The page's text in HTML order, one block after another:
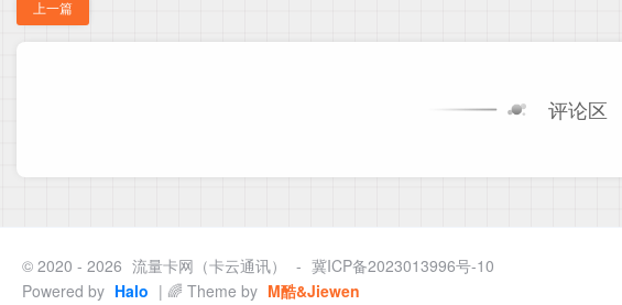
上一篇
评论区
© 2020 - 2026 流量卡网（卡云通讯） - 冀ICP备2023013996号-10
Powered by Halo | 🌈 Theme by M酷&Jiewen